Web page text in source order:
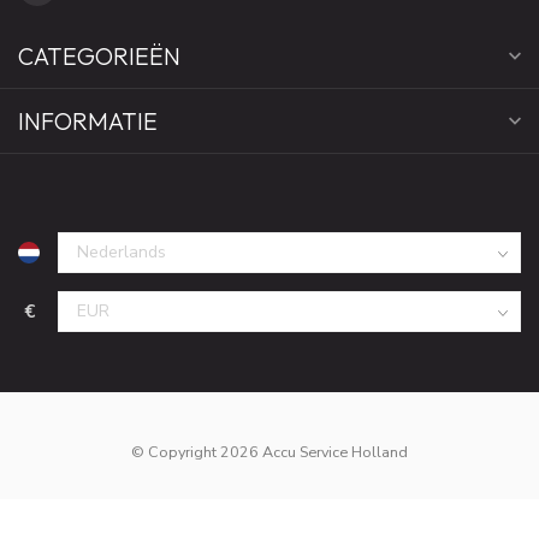
CATEGORIEËN
INFORMATIE
€
© Copyright 2026 Accu Service Holland